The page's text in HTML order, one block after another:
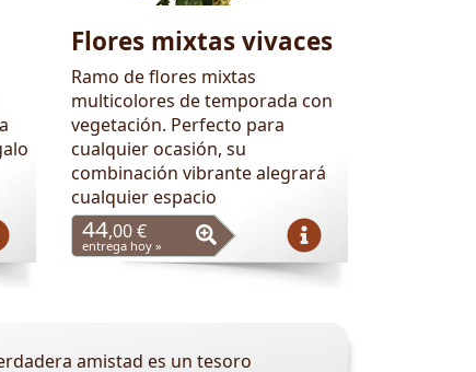
Flores mixtas vivaces
Ramo de flores mixtas
multicolores de temporada con
vegetación. Perfecto para
cualquier ocasión, su
combinación vibrante alegrará
cualquier espacio
44,00 €
entrega hoy »
amistad es un tesoro